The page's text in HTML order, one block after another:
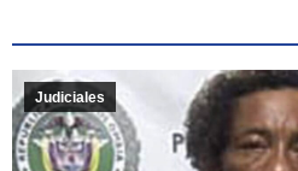
Judiciales